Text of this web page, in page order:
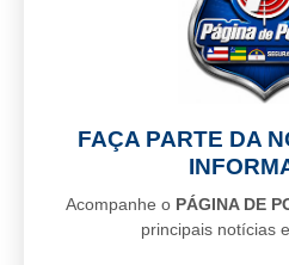
FAÇA PARTE DA
Acompanhe o PÁGINA DE
principais notícias